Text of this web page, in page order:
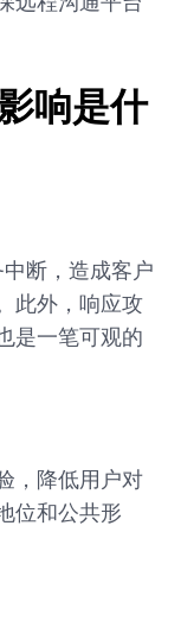
响是什
断，造成客户
此外，响应攻
是一笔可观的
，降低用户对
位和公共形